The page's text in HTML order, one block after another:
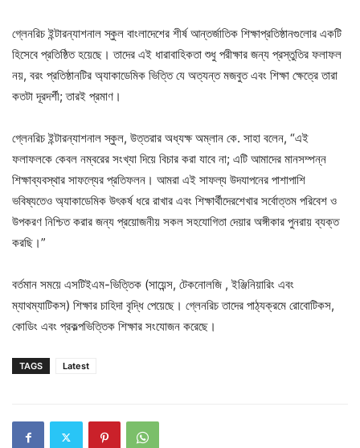
গ্লেনরিচ ইন্টারন্যাশনাল স্কুল বাংলাদেশের শীর্ষ আন্তর্জাতিক শিক্ষাপ্রতিষ্ঠানগুলোর একটি
হিসেবে প্রতিষ্ঠিত হয়েছে। তাদের এই ধারাবাহিকতা শুধু পরীক্ষার জন্য প্রস্তুতির ফলাফল
নয়, বরং প্রতিষ্ঠানটির অ্যাকাডেমিক ভিত্তি যে অত্যন্ত মজবুত এবং শিক্ষা ক্ষেত্রে তারা
কতটা দূরদর্শী; তারই প্রমাণ।
গ্লেনরিচ ইন্টারন্যাশনাল স্কুল, উত্তরার অধ্যক্ষ অম্লান কে. সাহা বলেন, “এই
ফলাফলকে কেবল নম্বরের সংখ্যা দিয়ে বিচার করা যাবে না; এটি আমাদের মানসম্পন্ন
শিক্ষাব্যবস্থার সাফল্যের প্রতিফলন। আমরা এই সাফল্য উদযাপনের পাশাপাশি
ভবিষ্যতেও অ্যাকাডেমিক উৎকর্ষ ধরে রাখার এবং শিক্ষার্থীদেরশেখার সর্বোত্তম পরিবেশ ও
উপকরণ নিশ্চিত করার জন্য প্রয়োজনীয় সকল সহযোগিতা দেয়ার অঙ্গীকার পুনরায় ব্যক্ত
করছি।”
বর্তমান সময়ে এসটিইএম-ভিত্তিক (সায়েন্স, টেকনোলজি , ইঞ্জিনিয়ারিং এবং
ম্যাথম্যাটিকস) শিক্ষার চাহিদা বৃদ্ধি পেয়েছে। গ্লেনরিচ তাদের পাঠ্যক্রমে রোবোটিকস,
কোডিং এবং প্রকল্পভিত্তিক শিক্ষার সংযোজন করেছে।
TAGS Latest